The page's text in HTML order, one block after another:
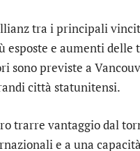
tra i principali
e aumenti delle
sono previste a
città statunitensi.
trarre vantaggio dal
e a una